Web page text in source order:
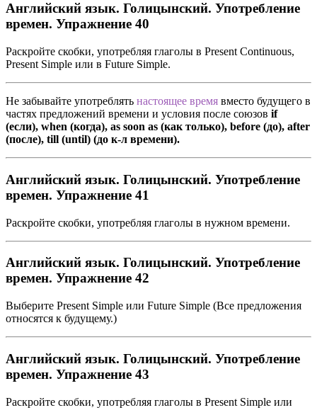
Английский язык. Голицынский. Употребление
времен. Упражнение 40
Раскройте скобки, употребляя глаголы в Present Continuous,
Present Simple или в Future Simple.
He забывайте употреблять настоящее время вместо будущего в
частях предложений времени и условия после союзов if
(если), when (когда), as soon as (как только), before (до), after
(после), till (until) (до к-л времени).
Английский язык. Голицынский. Употребление
времен. Упражнение 41
Раскройте скобки, употребляя глаголы в нужном времени.
Английский язык. Голицынский. Употребление
времен. Упражнение 42
Выберите Present Simple или Future Simple (Все предложения
относятся к будущему.)
Английский язык. Голицынский. Употребление
времен. Упражнение 43
Раскройте скобки, употребляя глаголы в Present Simple или